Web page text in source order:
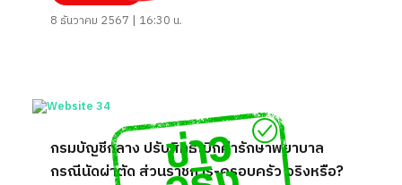
8 ธันวาคม 2567 | 16:30 น.
กรมบัญชีกลาง ปรับสิทธิเบิกค่ารักษาพยาบาล
กรณีนัดผ่าตัด ส่วนราชการ-ครอบครัว จริงหรือ?